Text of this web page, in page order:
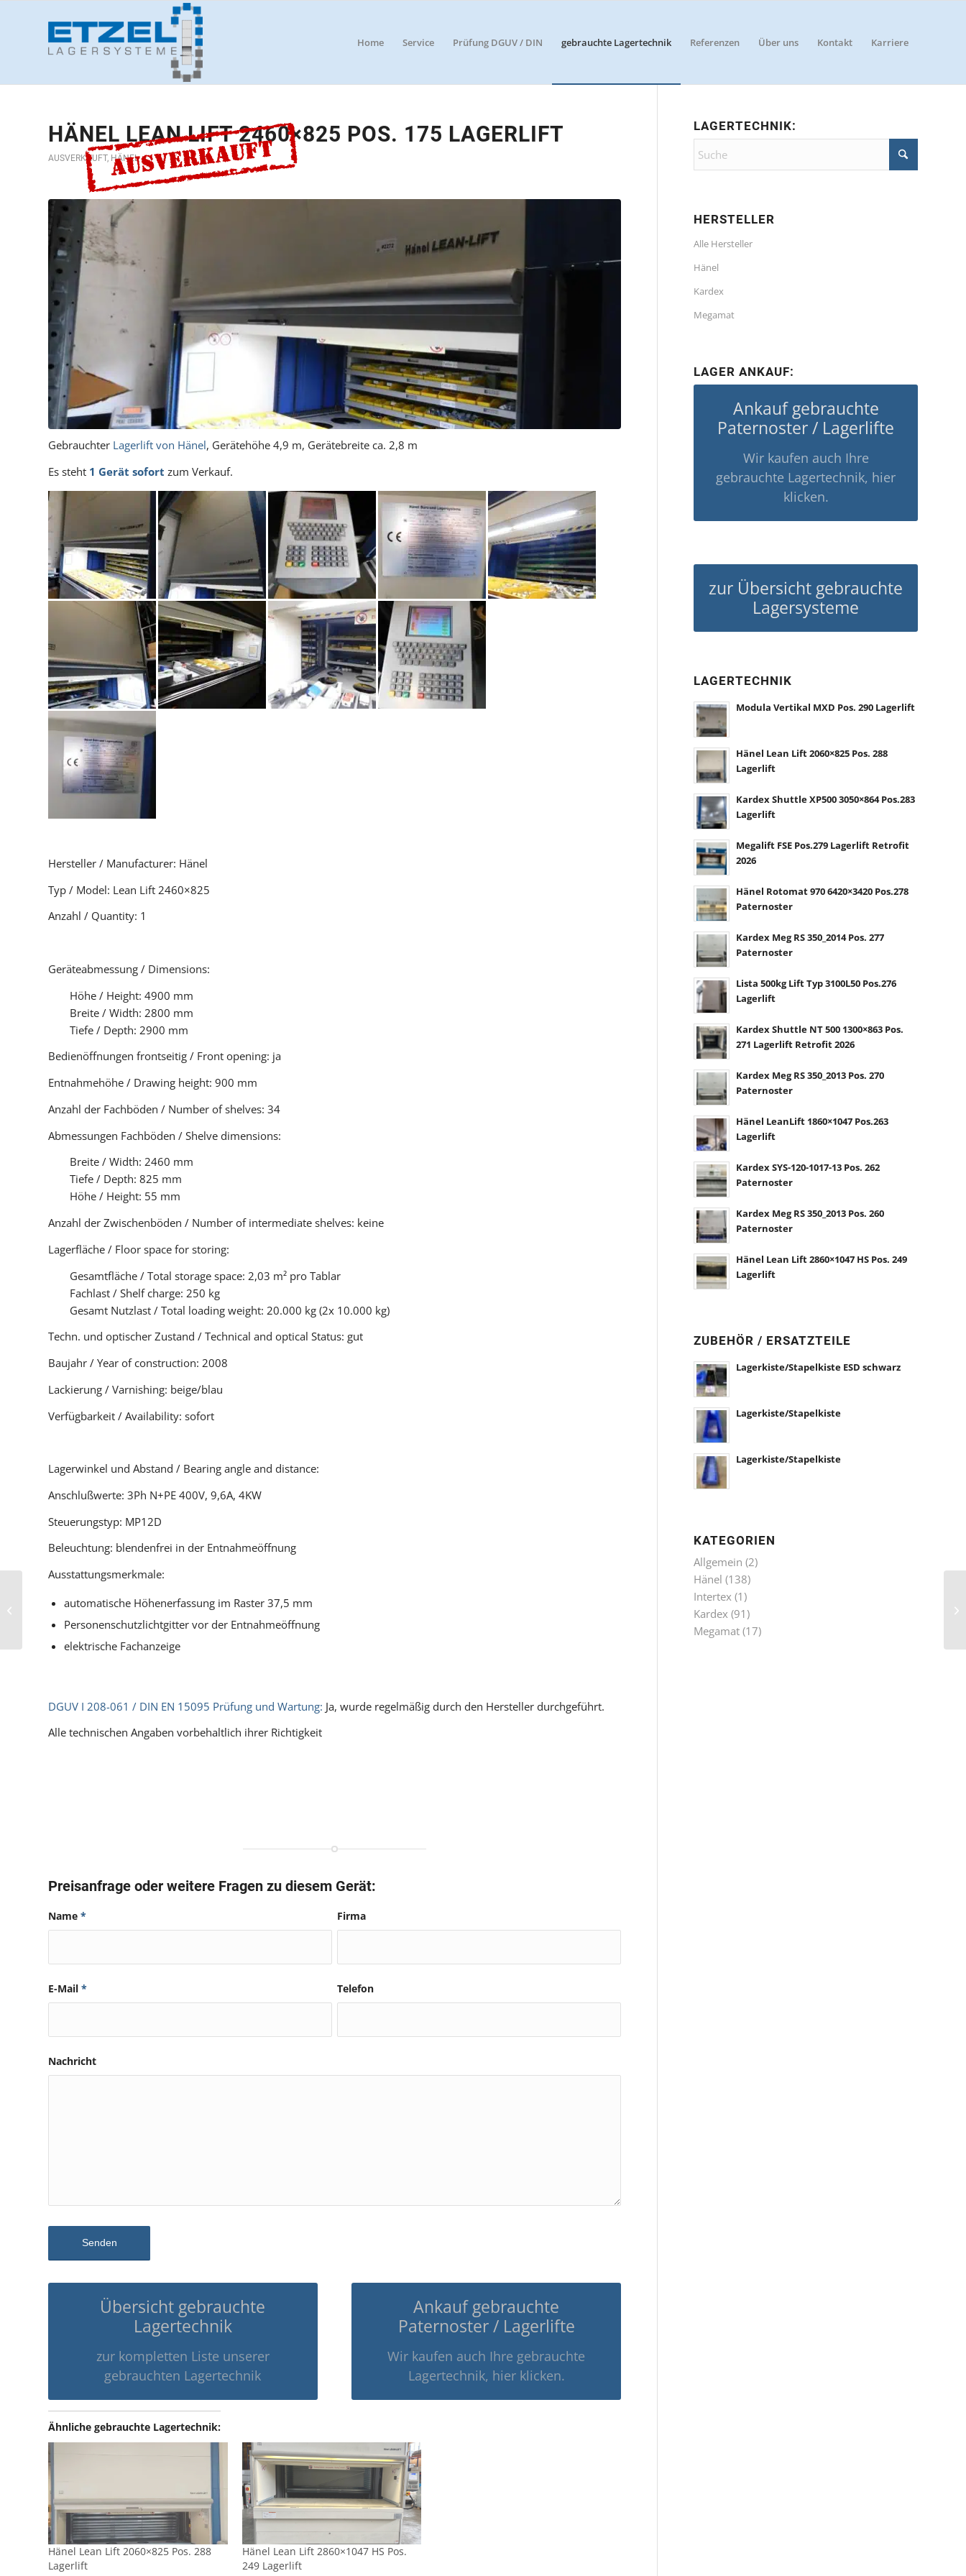
Home Service Prüfung DGUV / DIN gebrauchte Lagertechnik Referenzen Über uns Kontakt Karriere
HÄNEL LEAN LIFT 2460×825 POS. 175 LAGERLIFT
AUSVERKAUFT, HÄNEL
Gebrauchter Lagerlift von Hänel, Gerätehöhe 4,9 m, Gerätebreite ca. 2,8 m
Es steht 1 Gerät sofort zum Verkauf.
Hersteller / Manufacturer: Hänel
Typ / Model: Lean Lift 2460×825
Anzahl / Quantity: 1
Geräteabmessung / Dimensions:
Höhe / Height: 4900 mm
Breite / Width: 2800 mm
Tiefe / Depth: 2900 mm
Bedienöffnungen frontseitig / Front opening: ja
Entnahmehöhe / Drawing height: 900 mm
Anzahl der Fachböden / Number of shelves: 34
Abmessungen Fachböden / Shelve dimensions:
Breite / Width: 2460 mm
Tiefe / Depth: 825 mm
Höhe / Height: 55 mm
Anzahl der Zwischenböden / Number of intermediate shelves: keine
Lagerfläche / Floor space for storing:
Gesamtfläche / Total storage space: 2,03 m² pro Tablar
Fachlast / Shelf charge: 250 kg
Gesamt Nutzlast / Total loading weight: 20.000 kg (2x 10.000 kg)
Techn. und optischer Zustand / Technical and optical Status: gut
Baujahr / Year of construction: 2008
Lackierung / Varnishing: beige/blau
Verfügbarkeit / Availability: sofort
Lagerwinkel und Abstand / Bearing angle and distance:
Anschlußwerte: 3Ph N+PE 400V, 9,6A, 4KW
Steuerungstyp: MP12D
Beleuchtung: blendenfrei in der Entnahmeöffnung
Ausstattungsmerkmale:
automatische Höhenerfassung im Raster 37,5 mm
Personenschutzlichtgitter vor der Entnahmeöffnung
elektrische Fachanzeige
DGUV I 208-061 / DIN EN 15095 Prüfung und Wartung: Ja, wurde regelmäßig durch den Hersteller durchgeführt.
Alle technischen Angaben vorbehaltlich ihrer Richtigkeit
Preisanfrage oder weitere Fragen zu diesem Gerät:
Name * Firma
E-Mail * Telefon
Nachricht
Übersicht gebrauchte
Lagertechnik
zur kompletten Liste unserer
gebrauchten Lagertechnik
Ankauf gebrauchte
Paternoster / Lagerlifte
Wir kaufen auch Ihre gebrauchte
Lagertechnik, hier klicken.
Ähnliche gebrauchte Lagertechnik:
Hänel Lean Lift 2060×825 Pos. 288
Lagerlift
Hänel Lean Lift 2860×1047 HS Pos.
249 Lagerlift
LAGERTECHNIK:
HERSTELLER
Alle Hersteller
Hänel
Kardex
Megamat
LAGER ANKAUF:
Ankauf gebrauchte
Paternoster / Lagerlifte
Wir kaufen auch Ihre
gebrauchte Lagertechnik, hier
klicken.
zur Übersicht gebrauchte
Lagersysteme
LAGERTECHNIK
Modula Vertikal MXD Pos. 290 Lagerlift
Hänel Lean Lift 2060×825 Pos. 288
Lagerlift
Kardex Shuttle XP500 3050×864 Pos.283
Lagerlift
Megalift FSE Pos.279 Lagerlift Retrofit
2026
Hänel Rotomat 970 6420×3420 Pos.278
Paternoster
Kardex Meg RS 350_2014 Pos. 277
Paternoster
Lista 500kg Lift Typ 3100L50 Pos.276
Lagerlift
Kardex Shuttle NT 500 1300×863 Pos.
271 Lagerlift Retrofit 2026
Kardex Meg RS 350_2013 Pos. 270
Paternoster
Hänel LeanLift 1860×1047 Pos.263
Lagerlift
Kardex SYS-120-1017-13 Pos. 262
Paternoster
Kardex Meg RS 350_2013 Pos. 260
Paternoster
Hänel Lean Lift 2860×1047 HS Pos. 249
Lagerlift
ZUBEHÖR / ERSATZTEILE
Lagerkiste/Stapelkiste ESD schwarz
Lagerkiste/Stapelkiste
Lagerkiste/Stapelkiste
KATEGORIEN
Allgemein (2)
Hänel (138)
Intertex (1)
Kardex (91)
Megamat (17)
Hänel Rotomat 950